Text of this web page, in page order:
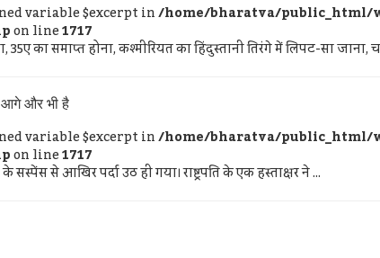
variable $excerpt in/home/bharatva/public_html/
on line1717
का समाप्त होना, कश्मीरियत का हिंदुस्तानी तिरंगे में लिपट-सा जाना,
आगे और भी है
variable $excerpt in/home/bharatva/public_html/
on line1717
से आखिर पर्दा उठ ही गया। राष्ट्रपति के एक हस्ताक्षर ने ...